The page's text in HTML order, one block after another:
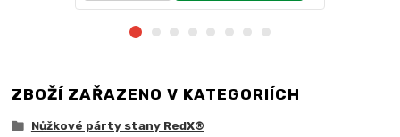
ZBOŽÍ ZAŘAZENO V KATEGORIÍCH
Nůžkové párty stany RedX®